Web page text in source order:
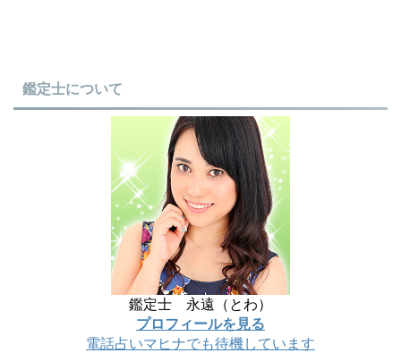
鑑定士について
鑑定士 永遠（とわ）
プロフィールを見る
電話占いマヒナでも待機しています